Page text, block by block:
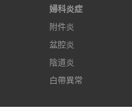
婦科炎症
附件炎
盆腔炎
陰道炎
白帶異常